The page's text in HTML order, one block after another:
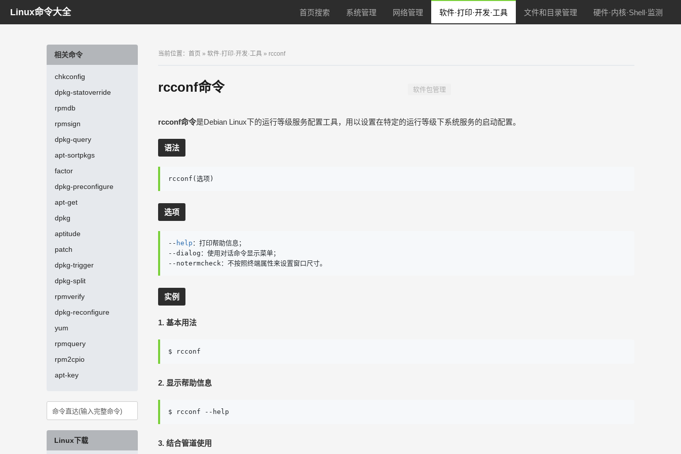
Linux命令大全 首页搜索 系统管理 网络管理 软件·打印·开发·工具 文件和目录管理 硬件·内核·Shell·监测
当前位置： 首页 » 软件·打印·开发·工具 » rcconf
rcconf命令 软件包管理
rcconf命令是Debian Linux下的运行等级服务配置工具，用以设置在特定的运行等级下系统服务的启动配置。
语法
rcconf(选项)
选项
-- help ：打印帮助信息；
--dialog：使用对话命令显示菜单；
--notermcheck：不按照终端属性来设置窗口尺寸。
实例
1. 基本用法
$ rcconf
2. 显示帮助信息
$ rcconf --help
3. 结合管道使用
相关命令
chkconfig
dpkg-statoverride
rpmdb
rpmsign
dpkg-query
apt-sortpkgs
factor
dpkg-preconfigure
apt-get
dpkg
aptitude
patch
dpkg-trigger
dpkg-split
rpmverify
dpkg-reconfigure
yum
rpmquery
rpm2cpio
apt-key
Linux下载